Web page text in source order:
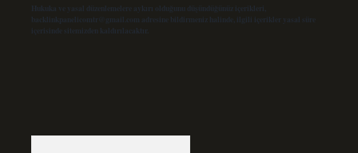
Hukuka ve yasal düzenlemelere aykırı olduğunu düşündüğünüz içerikleri,
backlinkpanelicomtr@gmail.com adresine bildirmeniz halinde, ilgili içerikler yasal süre
içerisinde sitemizden kaldırılacaktır.